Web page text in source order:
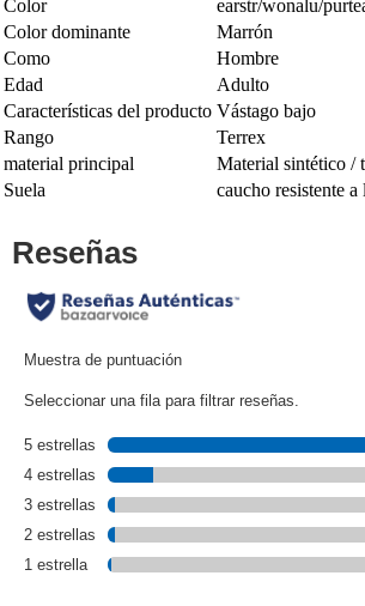
Color
earstr/wonalu/
Color dominante
Marrón
Como
Hombre
Edad
Adulto
Características del producto Vástago bajo
Rango
Terrex
material principal
Material sintético /
Suela
caucho resistente a